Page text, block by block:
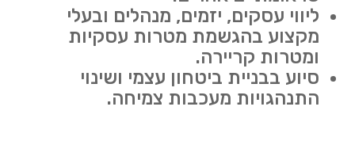
ליווי עסקים, יזמים, מנהלים ובעלי
מקצוע בהגשמת מטרות עסקיות
ומטרות קריירה.
סיוע בבניית ביטחון עצמי ושינוי
התנהגויות מעכבות צמיחה.